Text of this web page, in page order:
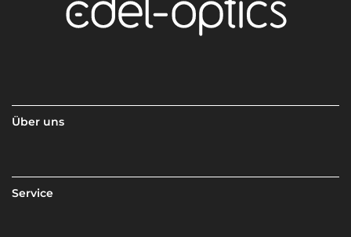
Über uns
Service